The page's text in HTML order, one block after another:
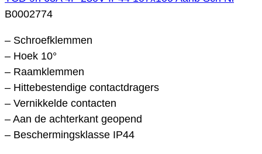
B0002774
– Schroefklemmen
– Hoek 10°
– Raamklemmen
– Hittebestendige contactdragers
– Vernikkelde contacten
– Aan de achterkant geopend
– Beschermingsklasse IP44